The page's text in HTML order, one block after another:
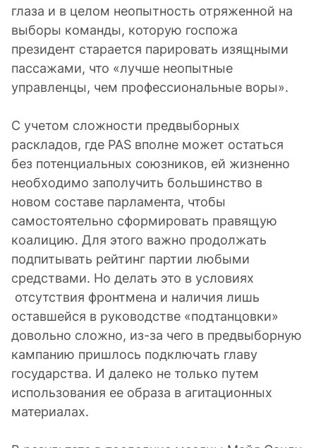
глаза и в целом неопытность отряженной на
выборы команды, которую госпожа
президент старается парировать изящными
пассажами, что «лучше неопытные
управленцы, чем профессиональные воры».
С учетом сложности предвыборных
раскладов, где PAS вполне может остаться
без потенциальных союзников, ей жизненно
необходимо заполучить большинство в
новом составе парламента, чтобы
самостоятельно сформировать правящую
коалицию. Для этого важно продолжать
подпитывать рейтинг партии любыми
средствами. Но делать это в условиях
отсутствия фронтмена и наличия лишь
оставшейся в руководстве «подтанцовки»
довольно сложно, из-за чего в предвыборную
кампанию пришлось подключать главу
государства. И далеко не только путем
использования ее образа в агитационных
материалах.